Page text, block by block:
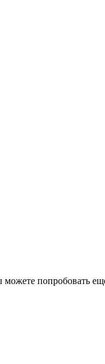
попробовать